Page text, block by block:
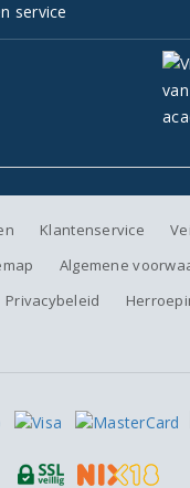
service
Klantenservice
Algemene
Privacybeleid